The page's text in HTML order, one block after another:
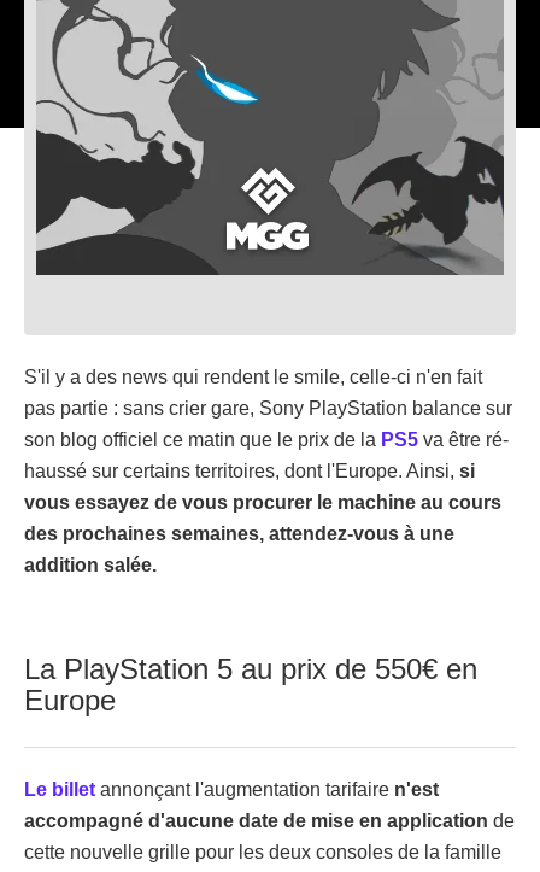
S'il y a des news qui rendent le smile, celle-ci n'en fait
pas partie : sans crier gare, Sony PlayStation balance sur
son blog officiel ce matin que le prix de la PS5 va être ré-
haussé sur certains territoires, dont l'Europe. Ainsi, si
vous essayez de vous procurer le machine au cours
des prochaines semaines, attendez-vous à une
addition salée.
La PlayStation 5 au prix de 550€ en
Europe
Le billet annonçant l'augmentation tarifaire n'est
accompagné d'aucune date de mise en application de
cette nouvelle grille pour les deux consoles de la famille